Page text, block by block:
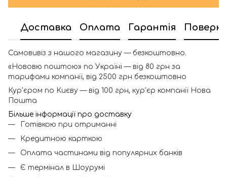
Доставка Оплата Гарантія
Самовивіз з нашого магазину — безкоштовно.
«Нововю поштою» по Україні — від 80 грн за
тарифами компанії, від 2500 грн безкоштовно
Кур'єром по Києву — від 100 грн, кур'єр компанії Нова
Пошта
Більше інформації про доставку
Готівкою при отриманні
Кредитною карткою
Оплата частинами від популярних банків
Є термінал в Шоурумі